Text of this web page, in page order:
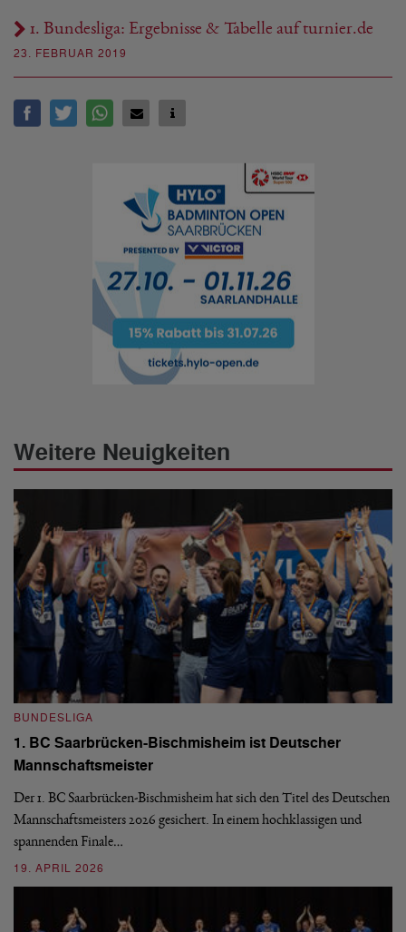
23. FEBRUAR 2019
1. Bundesliga: Ergebnisse & Tabelle auf turnier.de
Weitere Neuigkeiten
BUNDESLIGA
1. BC Saarbrücken-Bischmisheim ist Deutscher
Mannschaftsmeister
Der 1. BC Saarbrücken-Bischmisheim hat sich den Titel des Deutschen
Mannschaftsmeisters 2026 gesichert. In einem hochklassigen und
spannenden Finale…
19. APRIL 2026